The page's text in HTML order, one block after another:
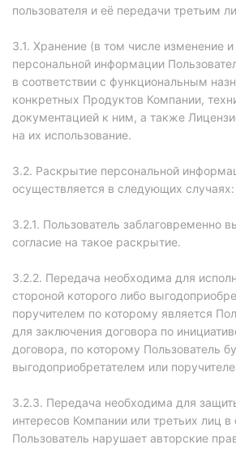
пользователя и её передачи третьим
3.1. Хранение (в том числе изменение и
персональной информации
в соответствии с функциональным
конкретных Продуктов Компании,
документацией к ним, а также
на их использование.
3.2. Раскрытие персональной
осуществляется в следующих случаях:
3.2.1. Пользователь заблаговременно
согласие на такое раскрытие.
3.2.2. Передача необходима для
стороной которого либо
поручителем по которому является
для заключения договора по
договора, по которому Пользователь
выгодоприобретателем или
3.2.3. Передача необходима для
интересов Компании или третьих лиц в
Пользователь нарушает авторские